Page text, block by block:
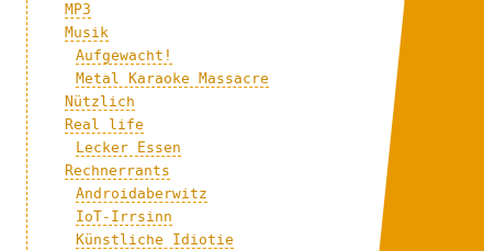
MP3
Musik
Aufgewacht!
Metal Karaoke Massacre
Nützlich
Real life
Lecker Essen
Rechnerrants
Androidaberwitz
IoT-Irrsinn
Künstliche Idiotie